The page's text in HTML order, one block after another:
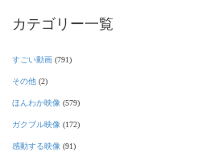
カテゴリー一覧
すごい動画 (791)
その他 (2)
ほんわか映像 (579)
ガクブル映像 (172)
感動する映像 (91)